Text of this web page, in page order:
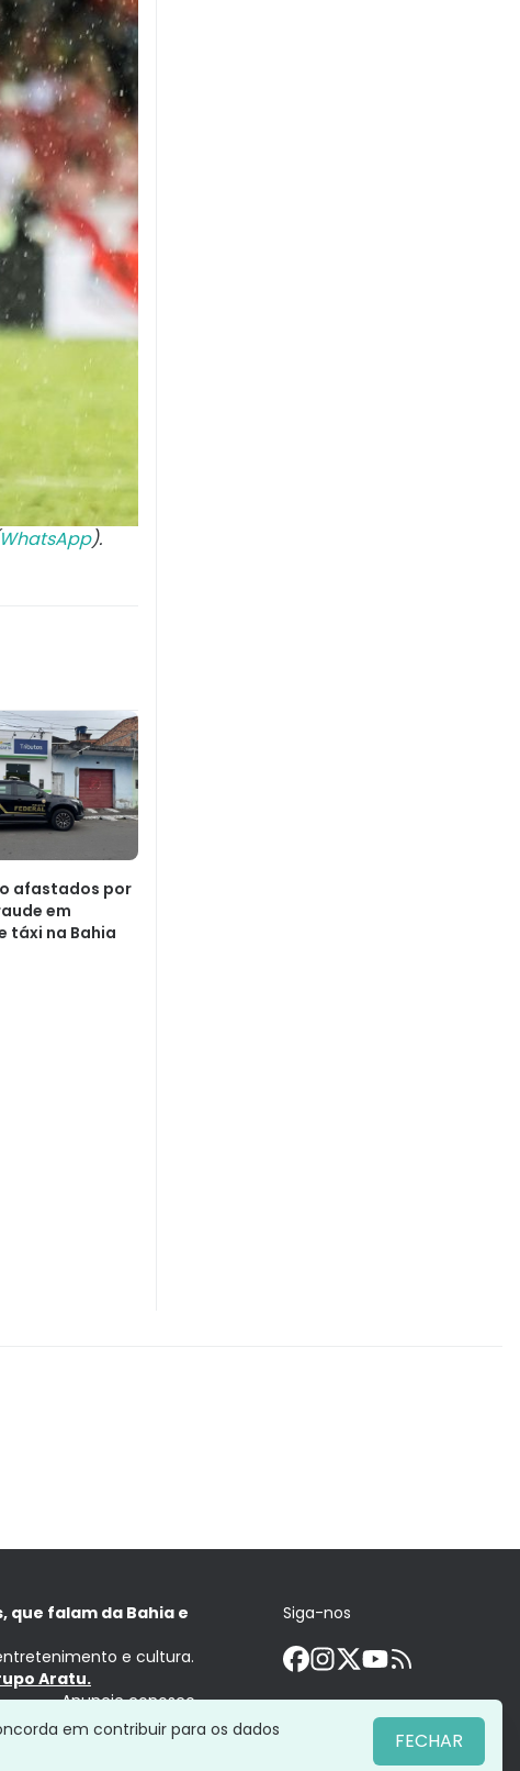
WhatsApp).
afastados por
em
táxi na Bahia
que falam da Bahia e
e cultura.
Aratu.
Anuncie conosco
Siga-nos
em contribuir para os dados
FECHAR